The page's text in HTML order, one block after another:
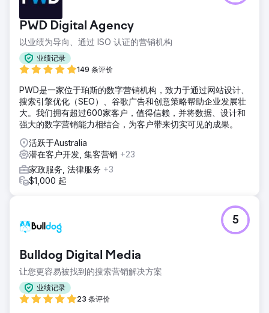
PWD Digital Agency
以业绩为导向、通过 ISO 认证的营销机构
业绩记录
149 条评价
PWD是一家位于珀斯的数字营销机构，致力于通过网站设计、
搜索引擎优化（SEO）、谷歌广告和创意策略帮助企业发展壮
大。我们拥有超过600家客户，值得信赖，并将数据、设计和
强大的数字营销能力相结合，为客户带来切实可见的成果。
活跃于Australia
潜在客户开发, 集客营销 +23
家政服务, 法律服务 +3
$1,000 起
Bulldog Digital Media
让您更容易被找到的搜索营销解决方案
业绩记录
23 条评价
5